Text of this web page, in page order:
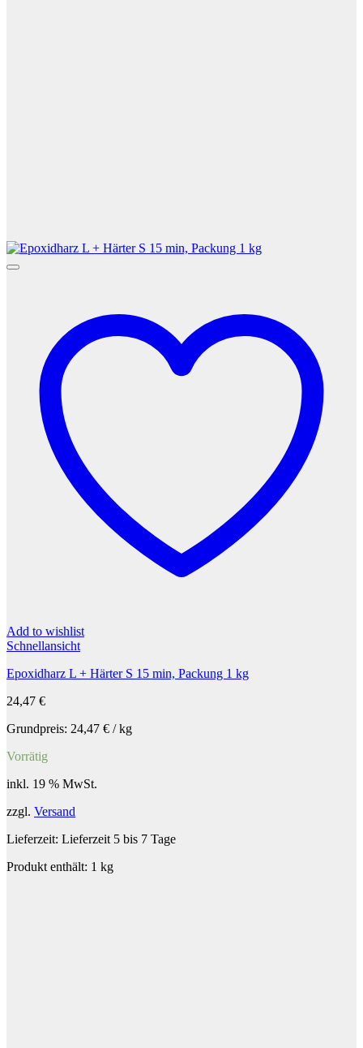
Add to wishlist
Schnellansicht
Epoxidharz L + Härter S 15 min, Packung 1 kg
24,47 €
Grundpreis: 24,47 € /kg
Vorrätig
inkl. 19 % MwSt.
zzgl. Versand
Lieferzeit: Lieferzeit 5 bis 7 Tage
Produkt enthält: 1 kg